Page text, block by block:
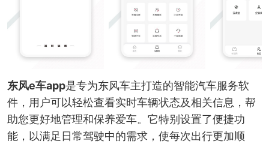
东风e车app是专为东风车主打造的智能汽车服务软
件，用户可以轻松查看实时车辆状态及相关信息，帮
助您更好地管理和保养爱车。它特别设置了便捷功
能，以满足日常驾驶中的需求，使每次出行更加顺